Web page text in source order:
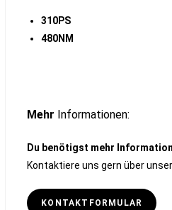
310PS
480NM
Mehr Informationen:
Du benötigst mehr
Kontaktiere uns gern über
KONTAKTFORMULAR